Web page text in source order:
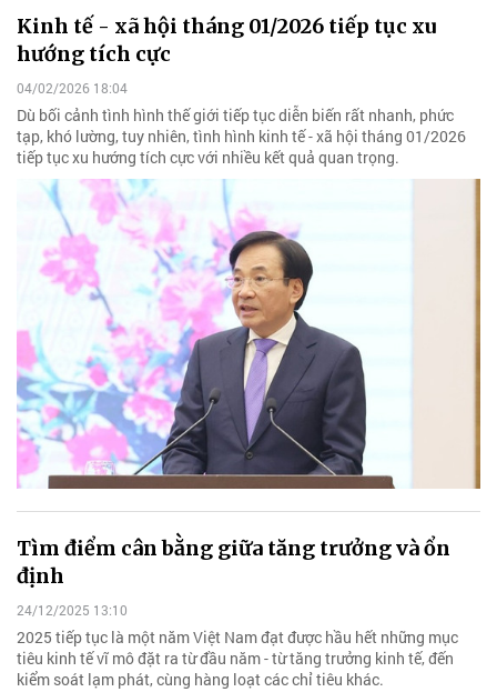
Kinh tế - xã hội tháng 01/2026 tiếp tục xu
hướng tích cực
04/02/2026 18:04
Dù bối cảnh tình hình thế giới tiếp tục diễn biến rất nhanh, phức
tạp, khó lường, tuy nhiên, tình hình kinh tế - xã hội tháng 01/2026
tiếp tục xu hướng tích cực với nhiều kết quả quan trọng.
Tìm điểm cân bằng giữa tăng trưởng và ổn
định
24/12/2025 13:10
2025 tiếp tục là một năm Việt Nam đạt được hầu hết những mục
tiêu kinh tế vĩ mô đặt ra từ đầu năm - từ tăng trưởng kinh tế, đến
kiểm soát lạm phát, cùng hàng loạt các chỉ tiêu khác.